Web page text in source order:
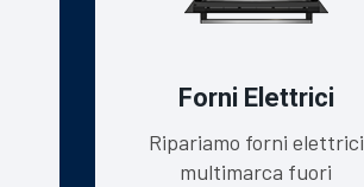
Forni Elettrici
Ripariamo forni elettrici
multimarca fuori